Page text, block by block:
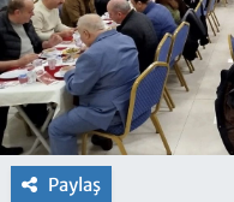
Paylaş